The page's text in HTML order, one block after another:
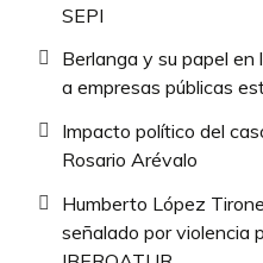
SEPI
Berlanga y su papel
a empresas públicas
Impacto político del
Rosario Arévalo
Humberto López
señalado por violencia